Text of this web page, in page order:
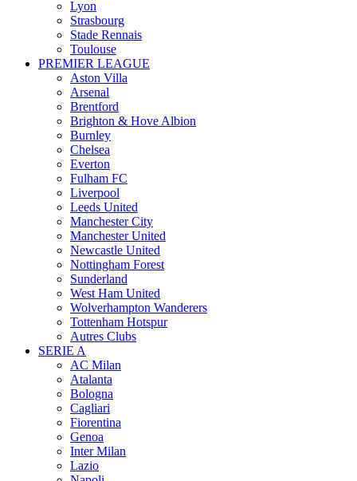
Lyon
Strasbourg
Stade Rennais
Toulouse
PREMIER LEAGUE
Aston Villa
Arsenal
Brentford
Brighton & Hove Albion
Burnley
Chelsea
Everton
Fulham FC
Liverpool
Leeds United
Manchester City
Manchester United
Newcastle United
Nottingham Forest
Sunderland
West Ham United
Wolverhampton Wanderers
Tottenham Hotspur
Autres Clubs
SERIE A
AC Milan
Atalanta
Bologna
Cagliari
Fiorentina
Genoa
Inter Milan
Lazio